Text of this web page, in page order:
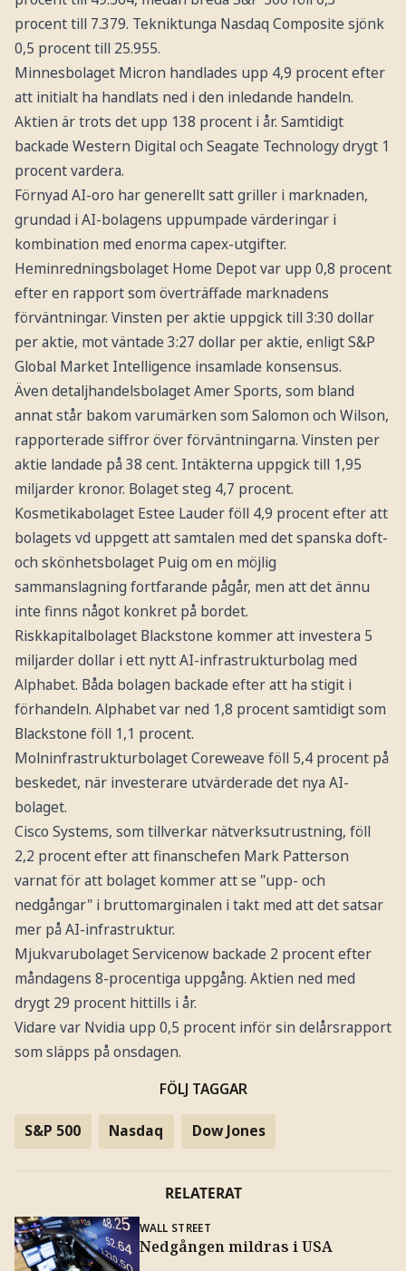
procent till 7.379. Tekniktunga Nasdaq Composite sjönk
0,5 procent till 25.955.
Minnesbolaget Micron handlades upp 4,9 procent efter
att initialt ha handlats ned i den inledande handeln.
Aktien är trots det upp 138 procent i år. Samtidigt
backade Western Digital och Seagate Technology drygt 1
procent vardera.
Förnyad AI-oro har generellt satt griller i marknaden,
grundad i AI-bolagens uppumpade värderingar i
kombination med enorma capex-utgifter.
Heminredningsbolaget Home Depot var upp 0,8 procent
efter en rapport som överträffade marknadens
förväntningar. Vinsten per aktie uppgick till 3:30 dollar
per aktie, mot väntade 3:27 dollar per aktie, enligt S&P
Global Market Intelligence insamlade konsensus.
Även detaljhandelsbolaget Amer Sports, som bland
annat står bakom varumärken som Salomon och Wilson,
rapporterade siffror över förväntningarna. Vinsten per
aktie landade på 38 cent. Intäkterna uppgick till 1,95
miljarder kronor. Bolaget steg 4,7 procent.
Kosmetikabolaget Estee Lauder föll 4,9 procent efter att
bolagets vd uppgett att samtalen med det spanska doft-
och skönhetsbolaget Puig om en möjlig
sammanslagning fortfarande pågår, men att det ännu
inte finns något konkret på bordet.
Riskkapitalbolaget Blackstone kommer att investera 5
miljarder dollar i ett nytt AI-infrastrukturbolag med
Alphabet. Båda bolagen backade efter att ha stigit i
förhandeln. Alphabet var ned 1,8 procent samtidigt som
Blackstone föll 1,1 procent.
Molninfrastrukturbolaget Coreweave föll 5,4 procent på
beskedet, när investerare utvärderade det nya AI-
bolaget.
Cisco Systems, som tillverkar nätverksutrustning, föll
2,2 procent efter att finanschefen Mark Patterson
varnat för att bolaget kommer att se "upp- och
nedgångar" i bruttomarginalen i takt med att det satsar
mer på AI-infrastruktur.
Mjukvarubolaget Servicenow backade 2 procent efter
måndagens 8-procentiga uppgång. Aktien ned med
drygt 29 procent hittills i år.
Vidare var Nvidia upp 0,5 procent inför sin delårsrapport
som släpps på onsdagen.
FÖLJ TAGGAR
S&P 500 Nasdaq Dow Jones
RELATERAT
WALL STREET
Nedgången mildras i USA